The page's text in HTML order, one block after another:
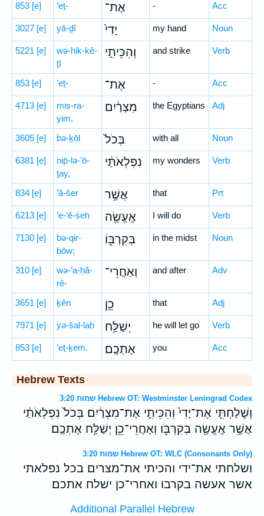
853 [e] ’eṯ- אֶת־ - Acc
3027 [e] yā-ḏî יָדִי֙ my hand Noun
5221 [e]
wə-hik-kê-
ṯî
וְהִכֵּיתִ֣י and strike Verb
853 [e] ’eṯ- אֶת־ - Acc
4713 [e]
miṣ-ra-
yim,
מִצְרַ֔יִם the Egyptians Adj
3605 [e] bə-ḵōl בְּכֹל֙ with all Noun
6381 [e]
nip̄-lə-’ō-
ṯay,
נִפְלְאֹתַ֔י my wonders Verb
834 [e] ’ă-šer אֲשֶׁ֥ר that Prt
6213 [e] ’e-‘ĕ-śeh אֶֽעֱשֶׂ֖ה I will do Verb
7130 [e]
bə-qir-
bōw;
בְּקִרְבּ֑וֹ in the midst Noun
310 [e]
wə-’a-ḥă-
rê-
וְאַחֲרֵי־ and after Adv
3651 [e] ḵên כֵ֖ן that Adj
7971 [e] yə-šal-laḥ יְשַׁלַּ֥ח he will let go Verb
853 [e] ’eṯ-ḵem. אֶתְכֶֽם׃ you Acc
Hebrew Texts
שמות 3:20 Hebrew OT: Westminster Leningrad Codex
וְשָׁלַחְתִּ֤י אֶת־יָדִי֙ וְהִכֵּיתִ֣י אֶת־מִצְרַ֔יִם בְּכֹל֙ נִפְלְאֹתַ֔י
אֲשֶׁ֥ר אֶֽעֱשֶׂ֖ה בְּקִרְבֹּ֑ו וְאַחֲרֵי־כֵ֖ן יְשַׁלַּ֥ח אֶתְכֶֽם׃
שמות 3:20 Hebrew OT: WLC (Consonants Only)
ושלחתי את־ידי והכיתי את־מצרים בכל נפלאתי
אשר אעשה בקרבו ואחרי־כן ישלח אתכם׃
Additional Parallel Hebrew